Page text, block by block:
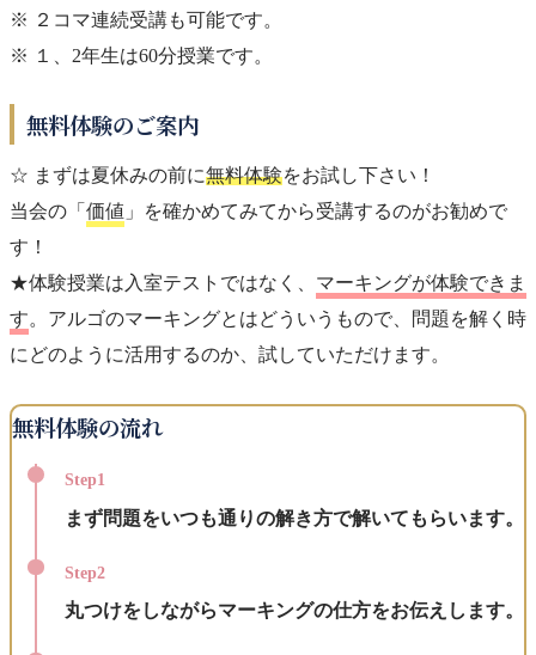
※ ２コマ連続受講も可能です。
※ １、2年生は60分授業です。
無料体験のご案内
☆ まずは夏休みの前に無料体験をお試し下さい！
当会の「 価値 」を確かめてみてから受講するのがお勧めで
す！
★体験授業は入室テストではなく、 マーキングが体験できま
す。アルゴのマーキングとはどういうもので、問題を解く時
にどのように活用するのか、試していただけます。
無料体験の流れ
Step1
まず問題をいつも通りの解き方で解いてもらいます。
Step2
丸つけをしながらマーキングの仕方をお伝えします。